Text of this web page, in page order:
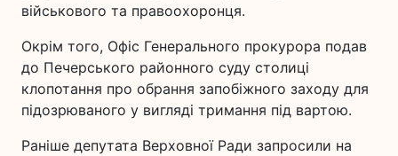
військового та правоохоронця.
Окрім того, Офіс Генерального прокурора подав
до Печерського районного суду столиці
клопотання про обрання запобіжного заходу для
підозрюваного у вигляді тримання під вартою.
Раніше депутата Верховної Ради запросили на